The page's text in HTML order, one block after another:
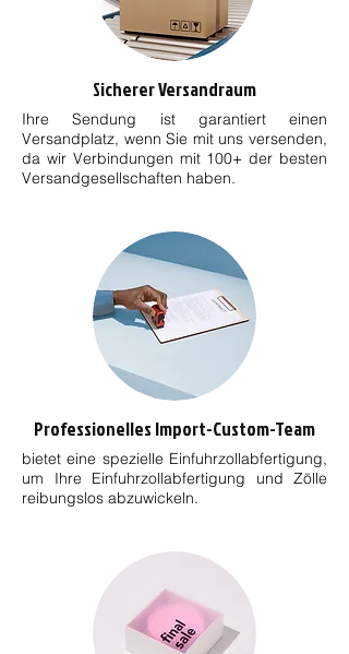
Sicherer Versandraum
Ihre Sendung ist garantiert einen
Versandplatz, wenn Sie mit uns versenden,
da wir Verbindungen mit 100+ der besten
Versandgesellschaften haben.
Professionelles Import-Custom-Team
bietet eine spezielle Einfuhrzollabfertigung,
um Ihre Einfuhrzollabfertigung und Zölle
reibungslos abzuwickeln.